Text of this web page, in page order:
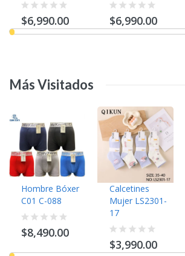
$6,990.00 $6,990.00
MásVisitados
Hombre Bóxer
C01 C-088
$8,490.00
Calcetines
Mujer LS2301-
17
$3,990.00